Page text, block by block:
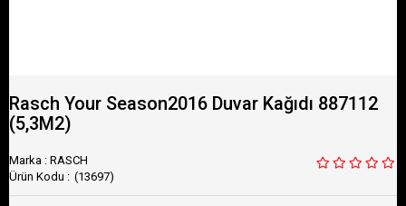
Rasch Your Season2016 Duvar Kağıdı 887112
(5,3M2)
Marka : RASCH
(13697)